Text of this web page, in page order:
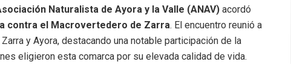
Naturalista de Ayora y la Valle (ANAV) acordó
contra el Macrovertedero de Zarra. El encuentro reunió a
y Ayora, destacando una notable participación de la
eligieron esta comarca por su elevada calidad de vida.